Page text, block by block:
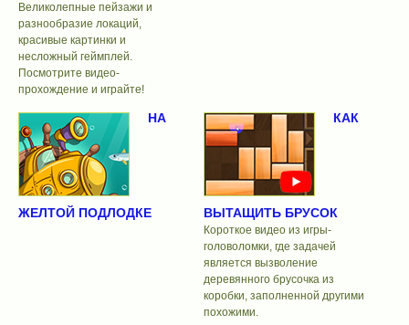
Великолепные пейзажи и
разнообразие локаций,
красивые картинки и
несложный геймплей.
Посмотрите видео-
прохождение и играйте!
НА
ЖЕЛТОЙ ПОДЛОДКЕ
КАК
ВЫТАЩИТЬ БРУСОК
Короткое видео из игры-
головоломки, где задачей
является вызволение
деревянного брусочка из
коробки, заполненной другими
похожими.